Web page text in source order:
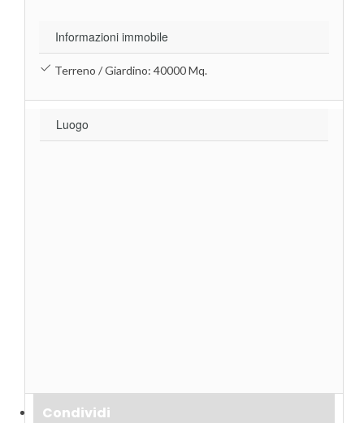
Informazioni immobile
Terreno / Giardino: 40000 Mq.
Luogo
Condividi